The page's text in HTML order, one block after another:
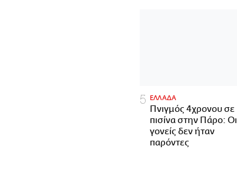
ΕΛΛΑΔΑ
Πνιγμός 4χρονου σε
πισίνα στην Πάρο: Οι
γονείς δεν ήταν
παρόντες